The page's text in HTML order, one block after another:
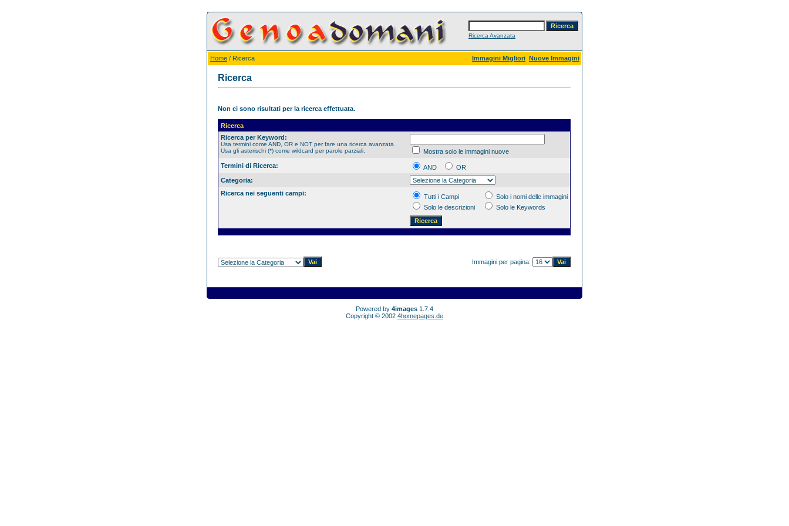
Ricerca Avanzata
Home / Ricerca Immagini Migliori Nuove Immagini
Ricerca
Non ci sono risultati per la ricerca effettuata.
Ricerca
Ricerca per Keyword:
Usa termini come AND, OR e NOT per fare una ricerca avanzata.
Usa gli asterischi (*) come wildcard per parole parziali.
Mostra solo le immagini nuove
Termini di Ricerca:
AND
OR
Categoria:
Ricerca nei seguenti campi:
Tutti i Campi
Solo i nomi delle immagini
Solo le descrizioni
Solo le Keywords
Immagini per pagina:
Powered by 4images 1.7.4
Copyright © 2002 4homepages.de